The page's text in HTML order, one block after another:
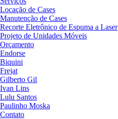
Locação de Cases
Manutenção de Cases
Recorte Eletrônico de Espuma a Laser
Projeto de Unidades Móveis
Orçamento
Endorse
Biquini
Frejat
Gilberto Gil
Ivan Lins
Lulu Santos
Paulinho Moska
Contato